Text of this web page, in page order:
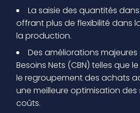
La saisie des quantités
offrant plus de flexibilité dans
la production.
Des améliorations
Besoins Nets (CBN) telles que
le regroupement des achats
une meilleure optimisation des
coûts.